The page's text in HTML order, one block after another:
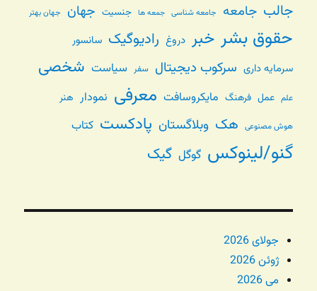
جالب جامعه جامعه شناسی جمعه ها جنسیت جهان جهان بهتر
حقوق بشر خبر دروغ رادیوگیک سانسور
سرمایه داری سرکوب دیجیتال سفر سیاست شخصی
علم عمل فرهنگ مایکروسافت معرفی نمودار هنر
هوش مصنوعی هک وبلاگستان پادکست کتاب
گنو/لینوکس گوگل گیک
جولای 2026
ژوئن 2026
می 2026